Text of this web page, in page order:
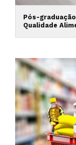
Pós-
Qualidade